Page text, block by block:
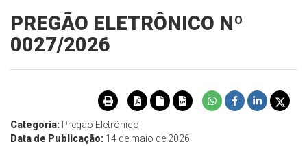
PREGÃO ELETRÔNICO Nº
0027/2026
Categoria: Pregao Eletrônico
Data de Publicação: 14 de maio de 2026